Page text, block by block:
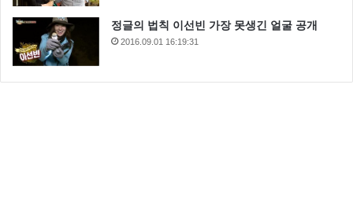
정글의 법칙 이선빈 가장 못생긴 얼굴 공개
2016.09.01 16:19:31